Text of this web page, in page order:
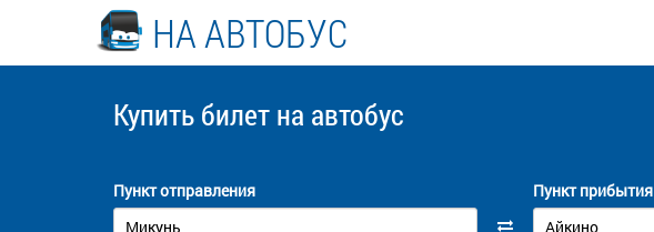
НА АВТОБУС
Купить билет на автобус
Пункт отправления Пункт прибытия